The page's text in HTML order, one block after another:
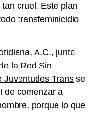
cruel. Este plan
transfeminicidio
A.C., junto
la Red Sin
Juventudes Trans se
de comenzar a
porque lo que